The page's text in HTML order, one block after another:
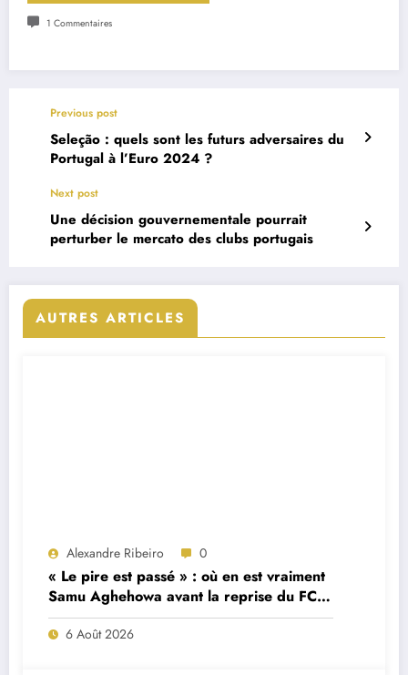
1 Commentaires
Previous post
Seleção : quels sont les futurs adversaires du
Portugal à l’Euro 2024 ?
Next post
Une décision gouvernementale pourrait
perturber le mercato des clubs portugais
AUTRES ARTICLES
Alexandre Ribeiro 0
« Le pire est passé » : où en est vraiment
Samu Aghehowa avant la reprise du FC
Porto ?
6 Août 2026